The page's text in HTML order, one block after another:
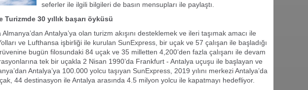
seferler ile ilgili bilgileri de basın mensupları ile paylaştı.
Turizmde 30 yıllık başarı öyküsü
Almanya’dan Antalya’ya olan turizm akışını desteklemek ve ileri taşımak amacı ile
ve Lufthansa işbirliği ile kurulan SunExpress, bir uçak ve 57 çalışan ile başladığı
bugün filosundaki 84 uçak ve 35 milletten 4,200’den fazla çalışanı ile devam
tek bir uçakla 2 Nisan 1990’da Frankfurt - Antalya uçuşu ile başlayan ve
Antalya’ya 100.000 yolcu taşıyan SunExpress, 2019 yılını merkezi Antalya’da
44 destinasyon ile Antalya arasında 4.5 milyon yolcu ile kapatmayı hedefliyor.